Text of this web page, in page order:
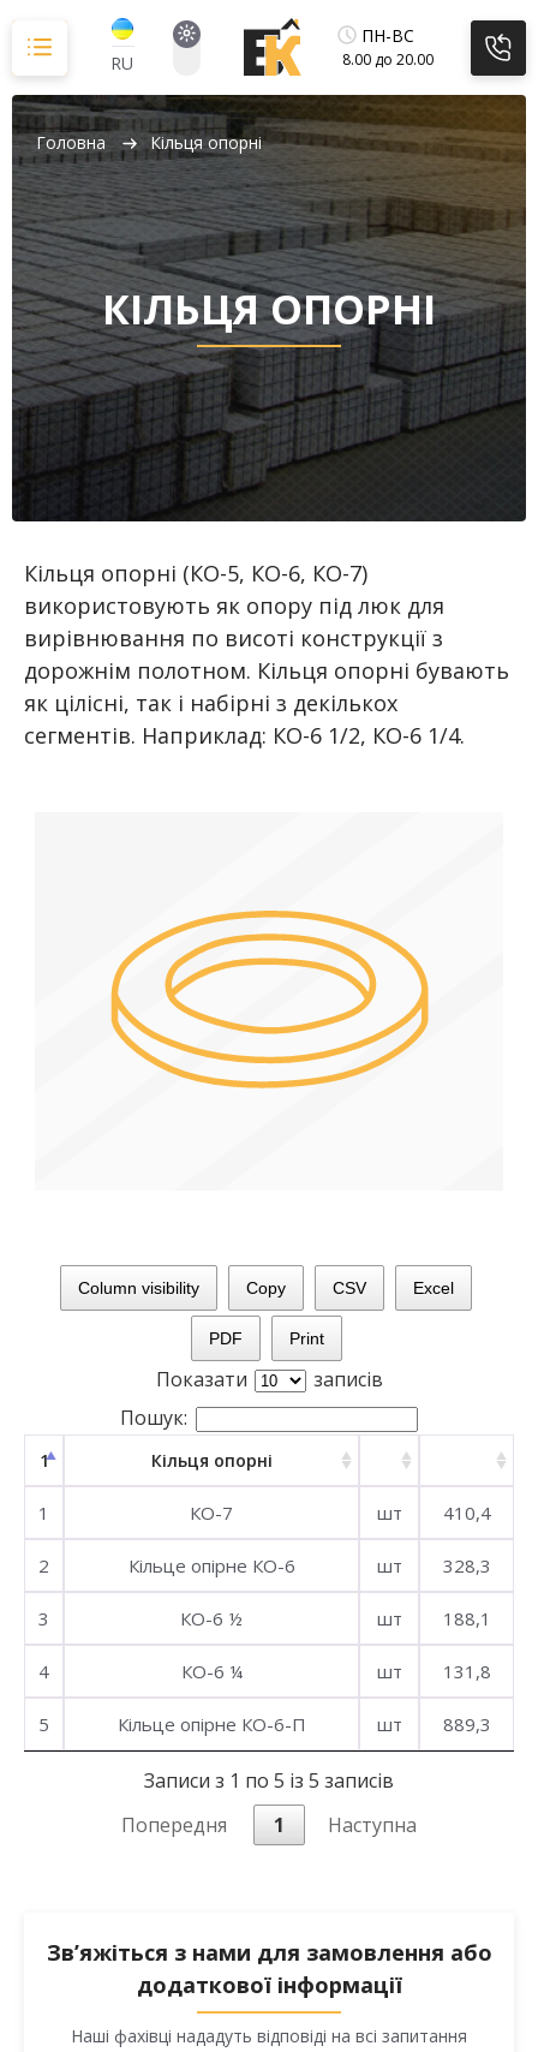
до
вмісту
RU
ПН-ВС
8.00 до 20.00
Головна Кільця опорні
КІЛЬЦЯ ОПОРНІ
Кільця опорні (КО-5, КО-6, КО-7)
використовують як опору під люк для
вирівнювання по висоті конструкції з
дорожнім полотном. Кільця опорні бувають
як цілісні, так і набірні з декількох
сегментів. Наприклад: КО-6 1/2, КО-6 1/4.
Column visibility Copy CSV Excel
PDF Print
Показати
записів
Пошук:
1 Кільця опорні
1 КО-7 шт 410,4
2 Кільце опірне КО-6 шт 328,3
3 КО-6 ½ шт 188,1
4 КО-6 ¼ шт 131,8
5 Кільце опірне КО-6-П шт 889,3
Записи з 1 по 5 із 5 записів
Попередня
1 Наступна
Зв’яжіться з нами для замовлення або
додаткової інформації
Наші фахівці нададуть відповіді на всі запитання